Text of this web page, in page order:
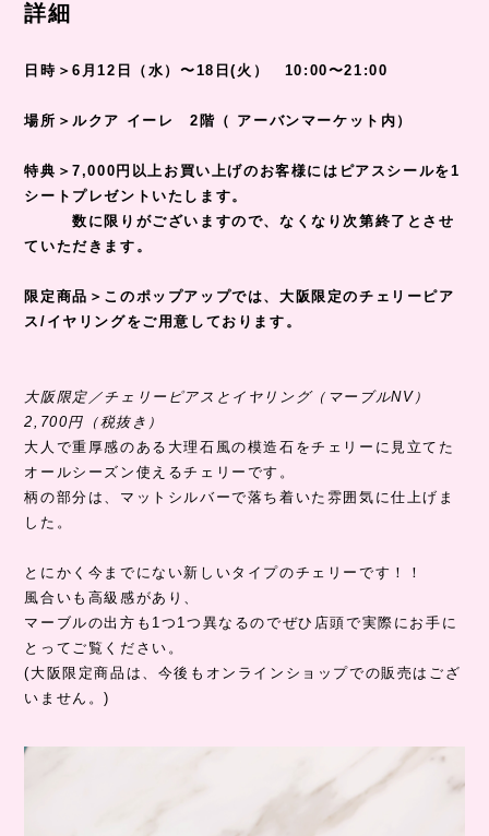
詳細
日時＞6月12日（水）〜18日(火） 10:00〜21:00
場所＞ルクア イーレ 2階（ アーバンマーケット内）
特典＞7,000円以上お買い上げのお客様にはピアスシールを1
シートプレゼントいたします。
数に限りがございますので、なくなり次第終了とさせ
ていただきます。
限定商品＞このポップアップでは、大阪限定のチェリーピア
ス/イヤリングをご用意しております。
大阪限定／チェリーピアスとイヤリング（マーブルNV）
2,700円（税抜き）
大人で重厚感のある大理石風の模造石をチェリーに見立てた
オールシーズン使えるチェリーです。
柄の部分は、マットシルバーで落ち着いた雰囲気に仕上げま
した。
とにかく今までにない新しいタイプのチェリーです！！
風合いも高級感があり、
マーブルの出方も1つ1つ異なるのでぜひ店頭で実際にお手に
とってご覧ください。
(大阪限定商品は、今後もオンラインショップでの販売はござ
いません。)